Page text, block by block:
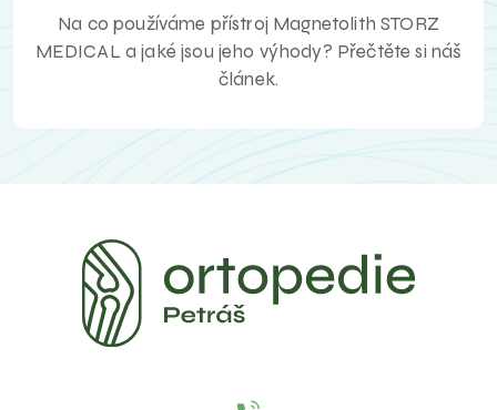
Na co používáme přístroj Magnetolith STORZ
MEDICAL a jaké jsou jeho výhody? Přečtěte si náš
článek.